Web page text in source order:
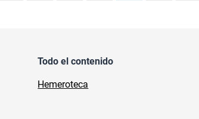
Todo el contenido
Hemeroteca